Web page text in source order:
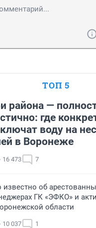
ТОП 5
района —
где
воду на
в Воронеже
16 473 7
известно об
ГК «ЭФКО» и
области
10 037 1